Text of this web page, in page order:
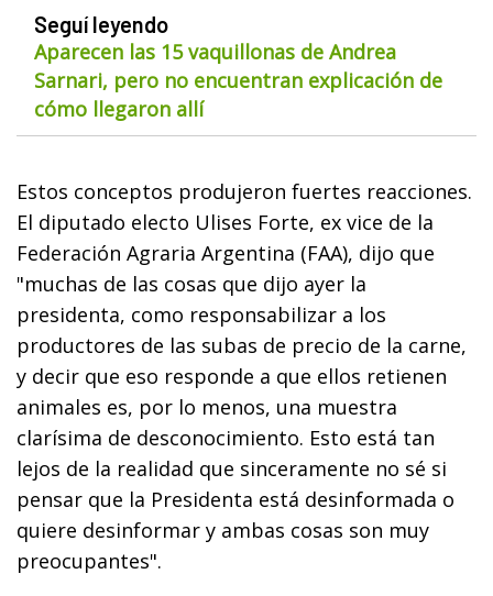
Seguí leyendo
Aparecen las 15 vaquillonas de Andrea
Sarnari, pero no encuentran explicación de
cómo llegaron allí
Estos conceptos produjeron fuertes reacciones.
El diputado electo Ulises Forte, ex vice de la
Federación Agraria Argentina (FAA), dijo que
"muchas de las cosas que dijo ayer la
presidenta, como responsabilizar a los
productores de las subas de precio de la carne,
y decir que eso responde a que ellos retienen
animales es, por lo menos, una muestra
clarísima de desconocimiento. Esto está tan
lejos de la realidad que sinceramente no sé si
pensar que la Presidenta está desinformada o
quiere desinformar y ambas cosas son muy
preocupantes".